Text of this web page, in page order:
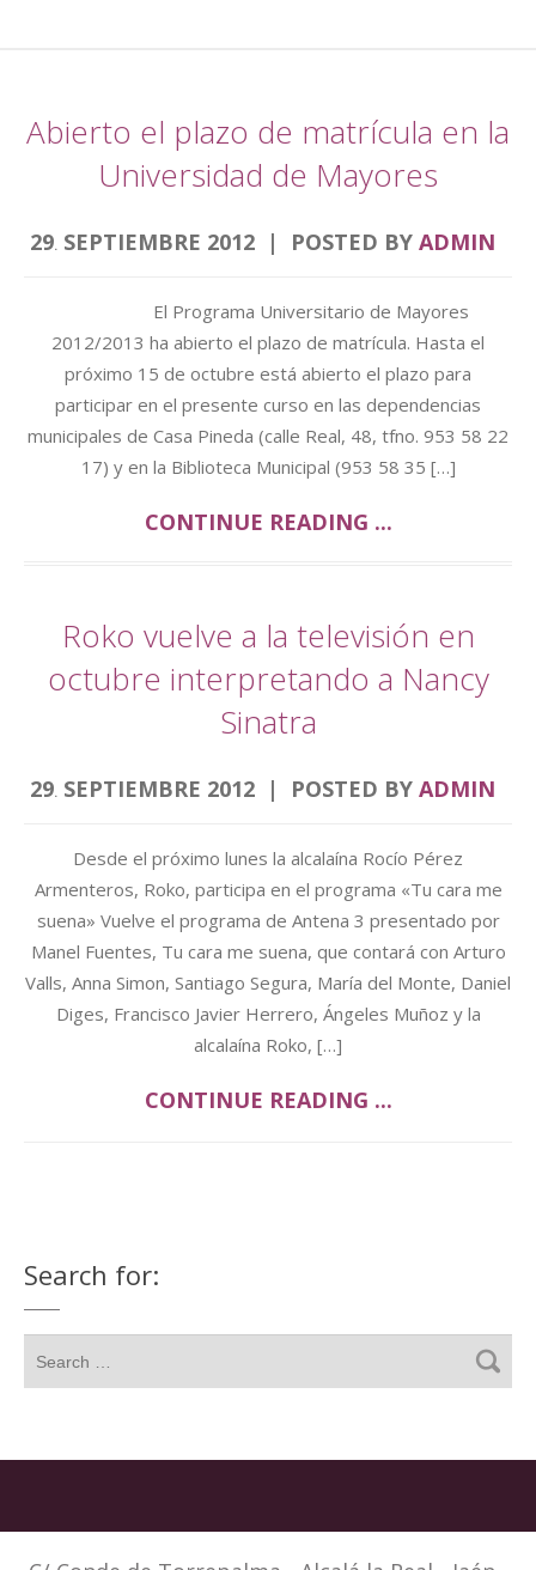
Abierto el plazo de matrícula en la
Universidad de Mayores
29. SEPTIEMBRE 2012 POSTED BY ADMIN
El Programa Universitario de Mayores
2012/2013 ha abierto el plazo de matrícula. Hasta el
próximo 15 de octubre está abierto el plazo para
participar en el presente curso en las dependencias
municipales de Casa Pineda (calle Real, 48, tfno. 953 58 22
17) y en la Biblioteca Municipal (953 58 35 […]
CONTINUE READING ...
Roko vuelve a la televisión en
octubre interpretando a Nancy
Sinatra
29. SEPTIEMBRE 2012 POSTED BY ADMIN
Desde el próximo lunes la alcalaína Rocío Pérez
Armenteros, Roko, participa en el programa «Tu cara me
suena» Vuelve el programa de Antena 3 presentado por
Manel Fuentes, Tu cara me suena, que contará con Arturo
Valls, Anna Simon, Santiago Segura, María del Monte, Daniel
Diges, Francisco Javier Herrero, Ángeles Muñoz y la
alcalaína Roko, […]
CONTINUE READING ...
Search for: